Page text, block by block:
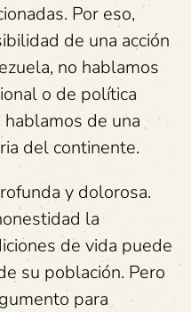
Por eso,
de una acción
no hablamos
o de política
de una
del continente.
y dolorosa.
la
de vida puede
su población. Pero
para